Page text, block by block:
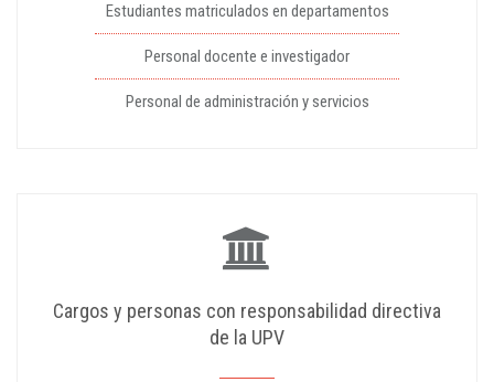
Estudiantes matriculados en departamentos
Personal docente e investigador
Personal de administración y servicios
Cargos y personas con responsabilidad directiva
de la UPV